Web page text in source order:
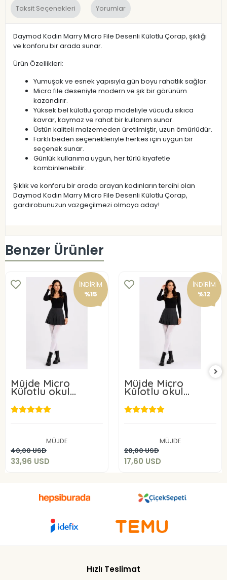
Taksit Seçenekleri Yorumlar
Daymod Kadın Marry Micro File Desenli Külotlu Çorap, şıklığı
ve konforu bir arada sunar.
Ürün Özellikleri:
Yumuşak ve esnek yapısıyla gün boyu rahatlık sağlar.
Micro file deseniyle modern ve şık bir görünüm
kazandırır.
Yüksek bel külotlu çorap modeliyle vücudu sıkıca
kavrar, kaymaz ve rahat bir kullanım sunar.
Üstün kaliteli malzemeden üretilmiştir, uzun ömürlüdür.
Farklı beden seçenekleriyle herkes için uygun bir
seçenek sunar.
Günlük kullanıma uygun, her türlü kıyafetle
kombinlenebilir.
Şıklık ve konforu bir arada arayan kadınların tercihi olan
Daymod Kadın Marry Micro File Desenli Külotlu Çorap,
gardırobunuzun vazgeçilmezi olmaya aday!
Benzer Ürünler
İNDİRİM
%15
Müjde Micro
Külotlu okul
çorabı 50 Denye 6
ADET
MÜJDE
40,00 USD
33,96 USD
Sepete Ekle
İNDİRİM
%12
Müjde Micro
Külotlu okul
çorabı 50 Denye 3
ADET
MÜJDE
20,00 USD
17,60 USD
Sepete Ekle
Hızlı Teslimat